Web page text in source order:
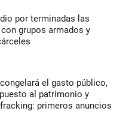
por terminadas las
grupos armados y
el gasto público,
al patrimonio y
primeros anuncios